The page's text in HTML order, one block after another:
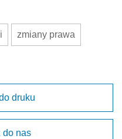
zmiany prawa
druku
do nas